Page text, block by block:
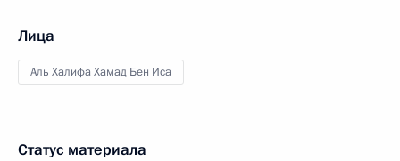
Лица
Аль Халифа Хамад Бен Иса
Статус материала